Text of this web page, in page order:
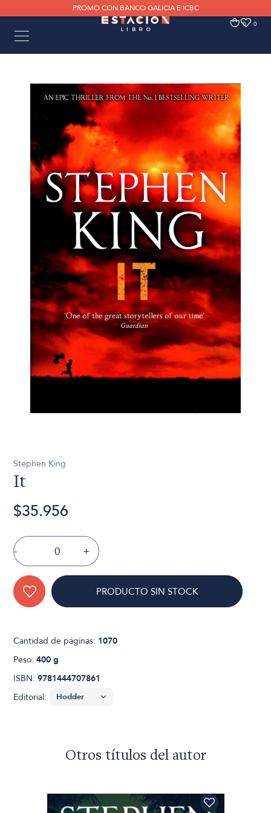
PROMO CON BANCO GALICIA E ICBC
0 0
Stephen King
It
$35.956
- +
PRODUCTO SIN STOCK
Cantidad de páginas: 1070
Peso:400 g
ISBN:9781444707861
Editorial:
Otros títulos del autor